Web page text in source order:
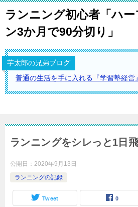
ランニング初心者「ハ
ン3か月で90分切り」
芋太郎の兄弟ブログ
普通の生活を手に入れる『学習塾経営』
ランニングをシレっと1日
公開日： 2020年9月13日
ランニングの記録
Tweet 0